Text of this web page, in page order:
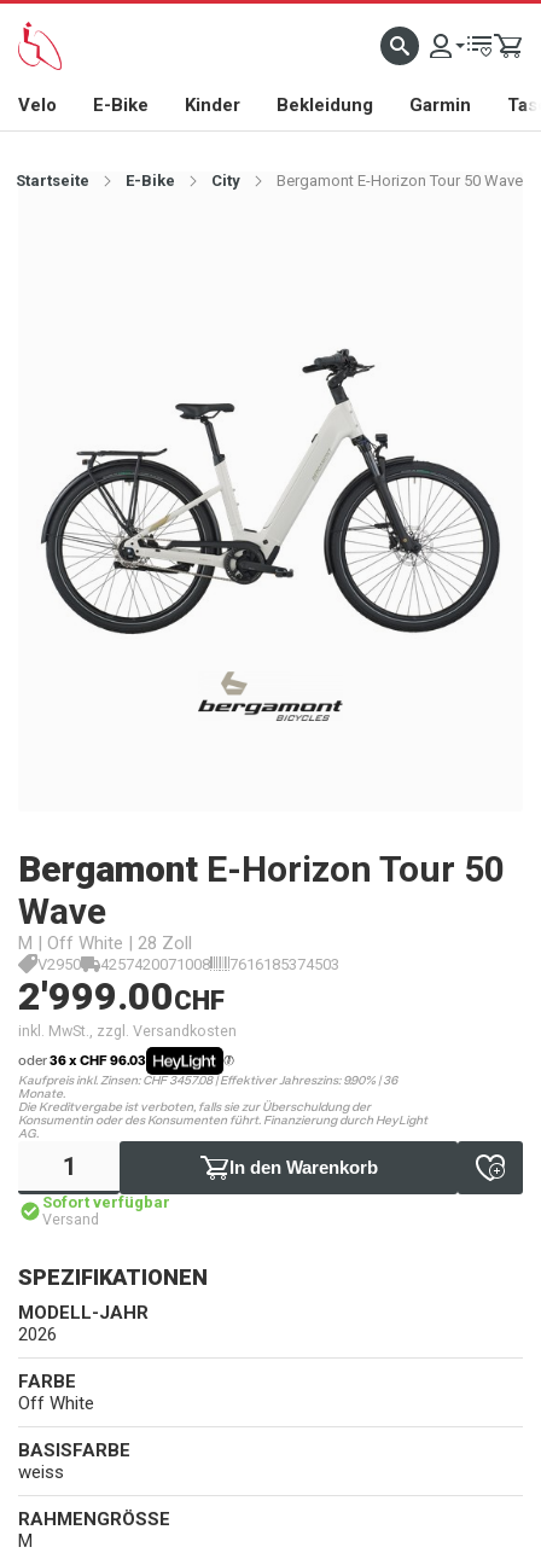
Velo E-Bike Kinder Bekleidung Garmin
Startseite E-Bike City Bergamont E-Horizon Tour 50 Wave
Bergamont E-Horizon Tour 50
Wave
M | Off White | 28 Zoll
V2950 4257420071008 7616185374503
2'999.00CHF
inkl. MwSt., zzgl. Versandkosten
oder36 x CHF 96.03
Kaufpreis inkl. Zinsen: CHF 3457.08 | Effektiver Jahreszins: 9.90% | 36
Monate.
Die Kreditvergabe ist verboten, falls sie zur Überschuldung der
Konsumentin oder des Konsumenten führt. Finanzierung durch HeyLight
AG.
In den Warenkorb
Sofort verfügbar
Versand
SPEZIFIKATIONEN
MODELL-JAHR
2026
FARBE
Off White
BASISFARBE
weiss
RAHMENGRÖSSE
M